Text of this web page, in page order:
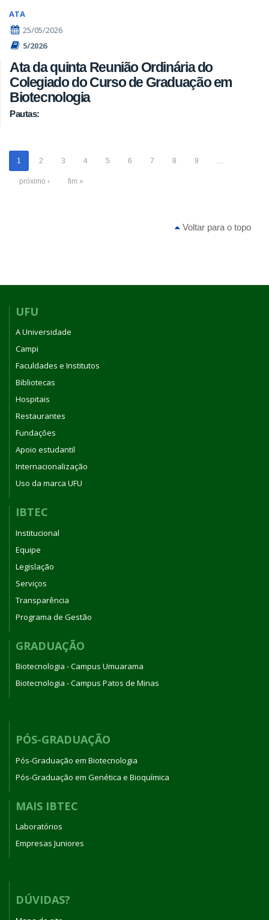
ATA
25/05/2026
5/2026
Ata da quinta Reunião Ordinária do
Colegiado do Curso de Graduação em
Biotecnologia
Pautas:
1 2 3 4 5 6 7 8 9 …
próximo › fim »
Voltar para o topo
UFU
A Universidade
Campi
Faculdades e Institutos
Bibliotecas
Hospitais
Restaurantes
Fundações
Apoio estudantil
Internacionalização
Uso da marca UFU
IBTEC
Institucional
Equipe
Legislação
Serviços
Transparência
Programa de Gestão
GRADUAÇÃO
Biotecnologia - Campus Umuarama
Biotecnologia - Campus Patos de Minas
PÓS-GRADUAÇÃO
Pós-Graduação em Biotecnologia
Pós-Graduação em Genética e Bioquímica
MAIS IBTEC
Laboratórios
Empresas Juniores
DÚVIDAS?